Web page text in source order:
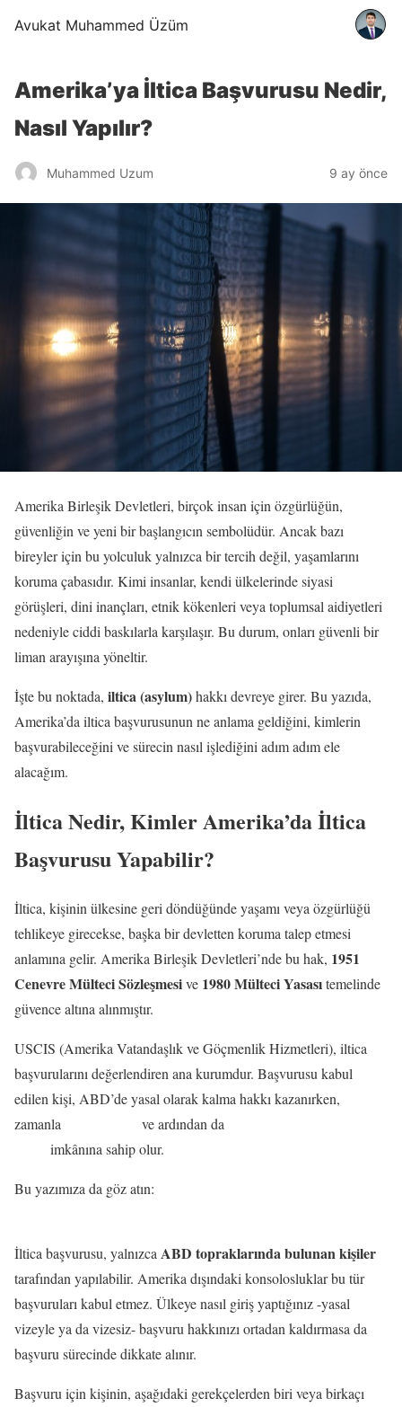
Avukat Muhammed Üzüm
Amerika’ya İltica Başvurusu Nedir,
Nasıl Yapılır?
Muhammed Uzum 9 ay önce
Amerika Birleşik Devletleri, birçok insan için özgürlüğün,
güvenliğin ve yeni bir başlangıcın sembolüdür. Ancak bazı
bireyler için bu yolculuk yalnızca bir tercih değil, yaşamlarını
koruma çabasıdır. Kimi insanlar, kendi ülkelerinde siyasi
görüşleri, dini inançları, etnik kökenleri veya toplumsal aidiyetleri
nedeniyle ciddi baskılarla karşılaşır. Bu durum, onları güvenli bir
liman arayışına yöneltir.
İşte bu noktada, iltica (asylum)hakkı devreye girer. Bu yazıda,
Amerika’da iltica başvurusunun ne anlama geldiğini, kimlerin
başvurabileceğini ve sürecin nasıl işlediğini adım adım ele
alacağım.
İltica Nedir, Kimler Amerika’da İltica
Başvurusu Yapabilir?
İltica, kişinin ülkesine geri döndüğünde yaşamı veya özgürlüğü
tehlikeye girecekse, başka bir devletten koruma talep etmesi
anlamına gelir. Amerika Birleşik Devletleri’nde bu hak, 1951
Cenevre Mülteci Sözleşmesive 1980 Mülteci Yasasıtemelinde
güvence altına alınmıştır.
USCIS (Amerika Vatandaşlık ve Göçmenlik Hizmetleri), iltica
başvurularını değerlendiren ana kurumdur. Başvurusu kabul
edilen kişi, ABD’de yasal olarak kalma hakkı kazanırken,
zamanla
ve ardından da
imkânına sahip olur.
Bu yazımıza da göz atın:
İltica başvurusu, yalnızca ABD topraklarında bulunan kişiler
tarafından yapılabilir. Amerika dışındaki konsolosluklar bu tür
başvuruları kabul etmez. Ülkeye nasıl giriş yaptığınız -yasal
vizeyle ya da vizesiz- başvuru hakkınızı ortadan kaldırmasa da
başvuru sürecinde dikkate alınır.
Başvuru için kişinin, aşağıdaki gerekçelerden biri veya birkaçı